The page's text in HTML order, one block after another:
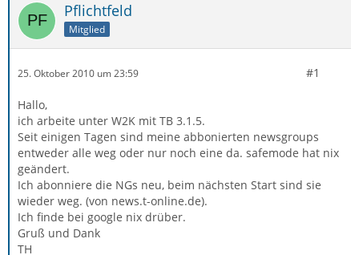
Pflichtfeld
Mitglied
25. Oktober 2010 um 23:59 #1
Hallo,
ich arbeite unter W2K mit TB 3.1.5.
Seit einigen Tagen sind meine abbonierten newsgroups
entweder alle weg oder nur noch eine da. safemode hat nix
geändert.
Ich abonniere die NGs neu, beim nächsten Start sind sie
wieder weg. (von news.t-online.de).
Ich finde bei google nix drüber.
Gruß und Dank
TH